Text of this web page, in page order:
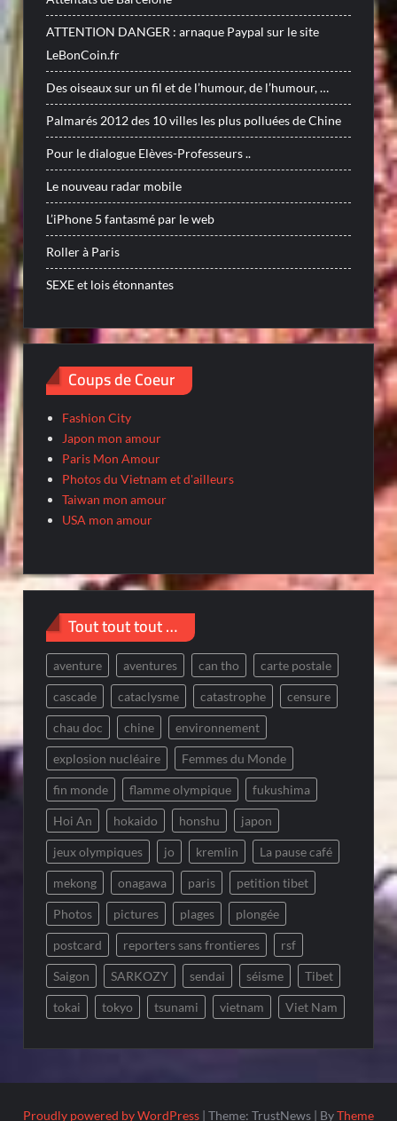
ATTENTION DANGER : arnaque Paypal sur le site
LeBonCoin.fr
Des oiseaux sur un fil et de l’humour, de l’humour, …
Palmarés 2012 des 10 villes les plus polluées de Chine
Pour le dialogue Elèves-Professeurs ..
Le nouveau radar mobile
L’iPhone 5 fantasmé par le web
Roller à Paris
SEXE et lois étonnantes
Coups de Coeur
Fashion City
Japon mon amour
Paris Mon Amour
Photos du Vietnam et d'ailleurs
Taiwan mon amour
USA mon amour
Tout tout tout …
aventure aventures can tho carte postale
cascade cataclysme catastrophe censure
chau doc chine environnement
explosion nucléaire Femmes du Monde
fin monde flamme olympique fukushima
Hoi An hokaido honshu japon
jeux olympiques jo kremlin La pause café
mekong onagawa paris petition tibet
Photos pictures plages plongée
postcard reporters sans frontieres rsf
Saigon SARKOZY sendai séisme Tibet
tokai tokyo tsunami vietnam Viet Nam
Proudly powered by WordPress | Theme: TrustNews | ByTheme